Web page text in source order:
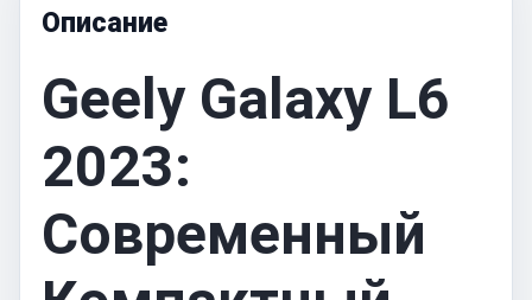
Описание
Geely Galaxy L6
2023:
Современный